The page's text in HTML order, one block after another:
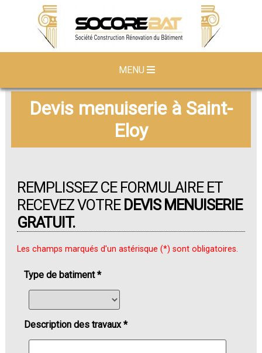
MENU
Devis menuiserie à Saint-
Eloy
REMPLISSEZ CE FORMULAIRE ET
RECEVEZ VOTRE DEVIS MENUISERIE
GRATUIT.
Les champs marqués d'un astérisque (*) sont obligatoires.
Type de batiment *
Description des travaux *